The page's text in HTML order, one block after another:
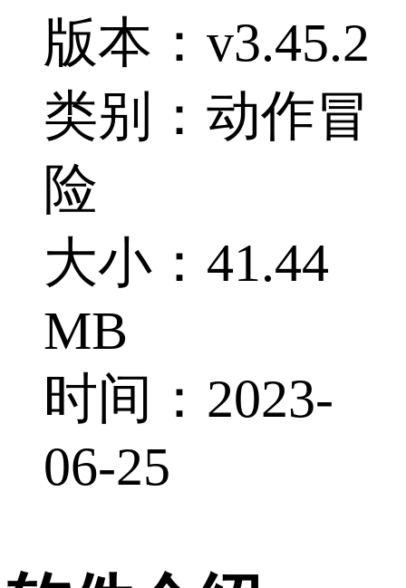
版本：v3.45.2
类别：动作冒
险
大小：41.44
MB
时间：2023-
06-25